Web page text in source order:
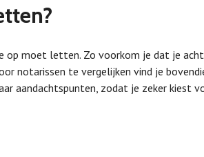
op moet letten. Zo voorkom je dat je
notarissen te vergelijken vind je
aandachtspunten, zodat je zeker kiest